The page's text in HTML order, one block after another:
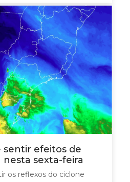
sentir efeitos de
sexta-feira
os reflexos do ciclone